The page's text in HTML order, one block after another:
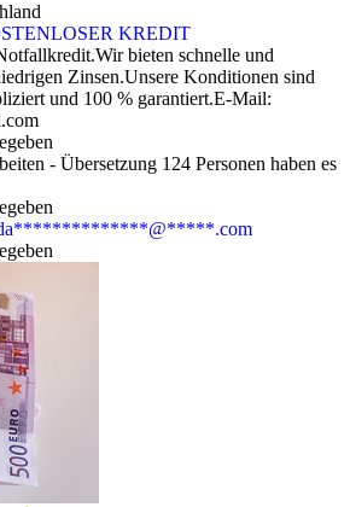
KREDIT
bieten schnelle und
Zinsen.Unsere Konditionen sind
und 100 % garantiert.E-Mail:
- Übersetzung 124 Personen haben es